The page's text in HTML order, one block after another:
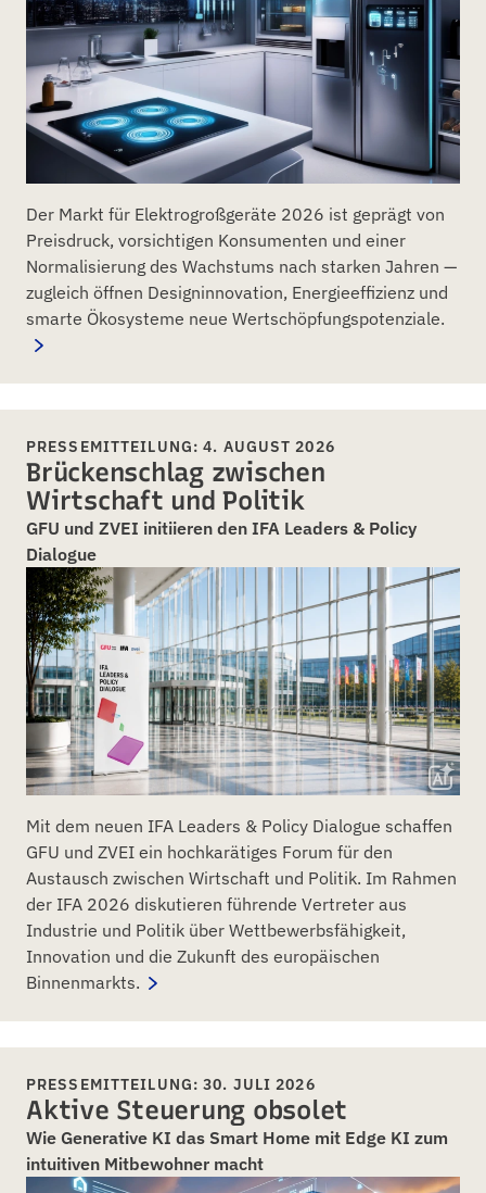
Der Markt für Elektrogroßgeräte 2026 ist geprägt von
Preisdruck, vorsichtigen Konsumenten und einer
Normalisierung des Wachstums nach starken Jahren —
zugleich öffnen Designinnovation, Energieeffizienz und
smarte Ökosysteme neue Wertschöpfungspotenziale.
PRESSEMITTEILUNG: 4. AUGUST 2026
Brückenschlag zwischen
Wirtschaft und Politik
GFU und ZVEI initiieren den IFA Leaders & Policy
Dialogue
Mit dem neuen IFA Leaders & Policy Dialogue schaffen
GFU und ZVEI ein hochkarätiges Forum für den
Austausch zwischen Wirtschaft und Politik. Im Rahmen
der IFA 2026 diskutieren führende Vertreter aus
Industrie und Politik über Wettbewerbsfähigkeit,
Innovation und die Zukunft des europäischen
Binnenmarkts.
PRESSEMITTEILUNG: 30. JULI 2026
Aktive Steuerung obsolet
Wie Generative KI das Smart Home mit Edge KI zum
intuitiven Mitbewohner macht